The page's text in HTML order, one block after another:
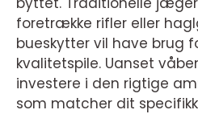
foretrække rifler eller
bueskytter vil have brug
kvalitetspile. Uanset
investere i den rigtige
som matcher dit